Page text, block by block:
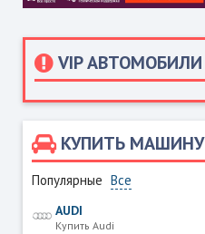
VIP АВТОМОБИЛИ
КУПИТЬ МАШИНУ
Популярные Все
AUDI
Купить Audi